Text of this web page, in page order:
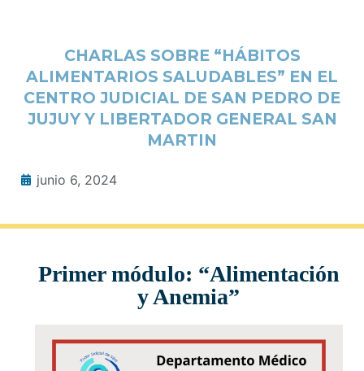
CHARLAS SOBRE “HÁBITOS
ALIMENTARIOS SALUDABLES” EN EL
CENTRO JUDICIAL DE SAN PEDRO DE
JUJUY Y LIBERTADOR GENERAL SAN
MARTIN
junio 6, 2024
Primer módulo: “Alimentación
y Anemia”